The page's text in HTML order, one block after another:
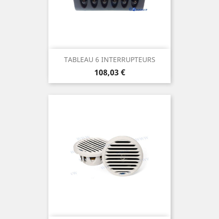
TABLEAU 6 INTERRUPTEURS
Prix
108,03 €